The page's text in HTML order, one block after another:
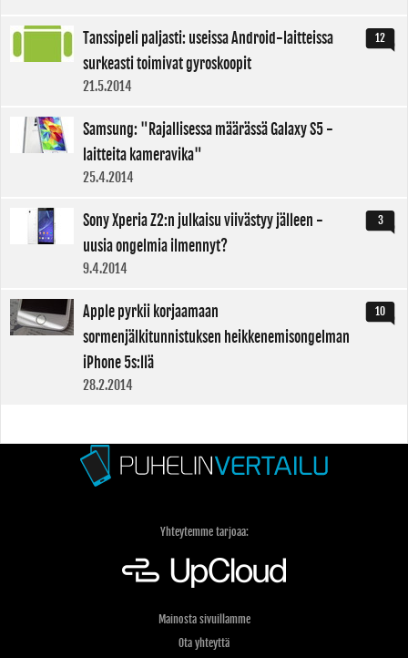
12
Tanssipeli paljasti: useissa Android-laitteissa
surkeasti toimivat gyroskoopit
21.5.2014
Samsung: "Rajallisessa määrässä Galaxy S5 -
laitteita kameravika"
25.4.2014
3
Sony Xperia Z2:n julkaisu viivästyy jälleen -
uusia ongelmia ilmennyt?
9.4.2014
10
Apple pyrkii korjaamaan
sormenjälkitunnistuksen heikkenemisongelman
iPhone 5s:llä
28.2.2014
Yhteytemme tarjoaa:
Mainosta sivuillamme
Ota yhteyttä